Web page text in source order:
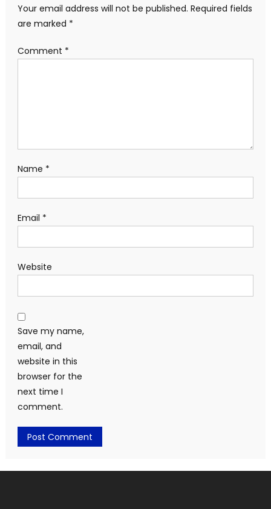
Your email address will not be published. Required fields
are marked *
Comment *
Name *
Email *
Website
Save my name,
email, and
website in this
browser for the
next time I
comment.